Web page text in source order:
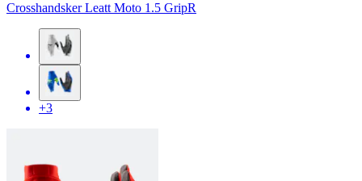
Crosshandsker Leatt Moto 1.5 GripR
+3